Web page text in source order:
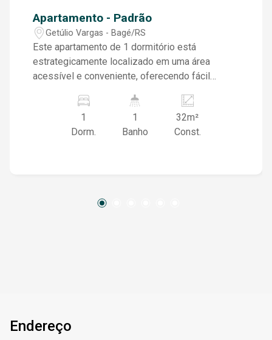
Apartamento - Padrão
Getúlio Vargas - Bagé/RS
Este apartamento de 1 dormitório está
estrategicamente localizado em uma área
acessível e conveniente, oferecendo fácil
farmácias e outras comodidades essenciais
para o seu dia a dia.
1
Dorm.
1
Banho
32m²
Const.
Endereço